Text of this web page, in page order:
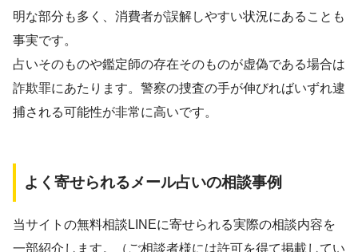
明な部分も多く、消費者が誤解しやすい状況にあることも
事実です。
占いそのものや鑑定師の存在そのものが虚偽である場合は
詐欺罪にあたります。警察の捜査の手が伸びればいずれ逮
捕される可能性が非常に高いです。
よく寄せられるメール占いの相談事例
当サイトの無料相談LINEに寄せられる実際の相談内容を
一部紹介します。（ご相談者様には許可を得て掲載してい